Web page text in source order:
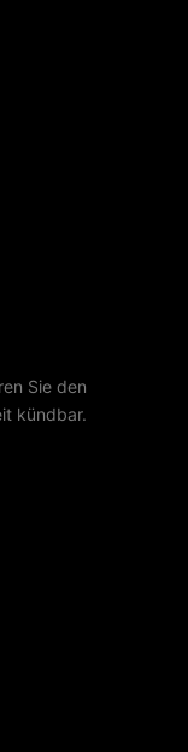
Sie den
kündbar.